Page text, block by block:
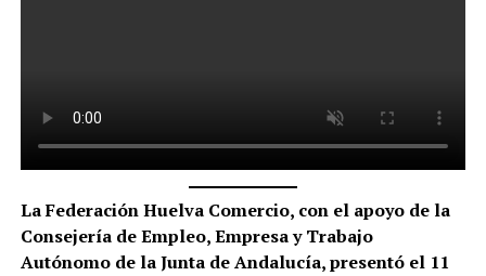
La Federación Huelva Comercio, con el apoyo de la
Consejería de Empleo, Empresa y Trabajo
Autónomo de la Junta de Andalucía, presentó el 11